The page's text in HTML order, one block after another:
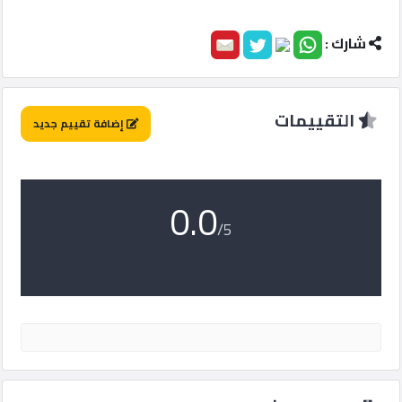
القطري
QHOST
شارك :
التقييمات إضافة تقييم جديد
0.0/5